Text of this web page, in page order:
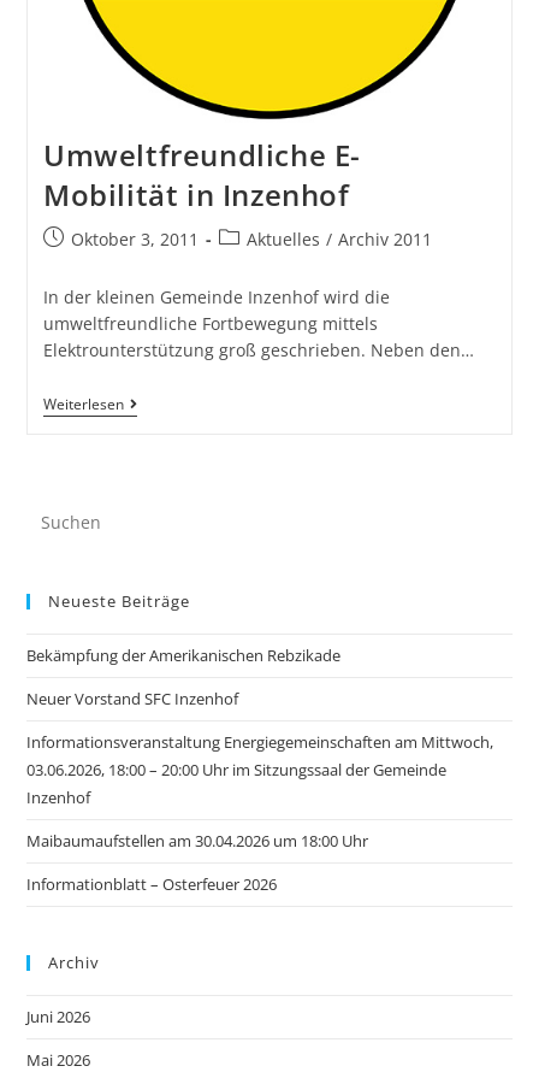
Umweltfreundliche E-
Mobilität in Inzenhof
Oktober 3, 2011 Aktuelles / Archiv 2011
In der kleinen Gemeinde Inzenhof wird die
umweltfreundliche Fortbewegung mittels
Elektrounterstützung groß geschrieben. Neben den…
Weiterlesen
Neueste Beiträge
Bekämpfung der Amerikanischen Rebzikade
Neuer Vorstand SFC Inzenhof
Informationsveranstaltung Energiegemeinschaften am Mittwoch,
03.06.2026, 18:00 – 20:00 Uhr im Sitzungssaal der Gemeinde
Inzenhof
Maibaumaufstellen am 30.04.2026 um 18:00 Uhr
Informationblatt – Osterfeuer 2026
Archiv
Juni 2026
Mai 2026